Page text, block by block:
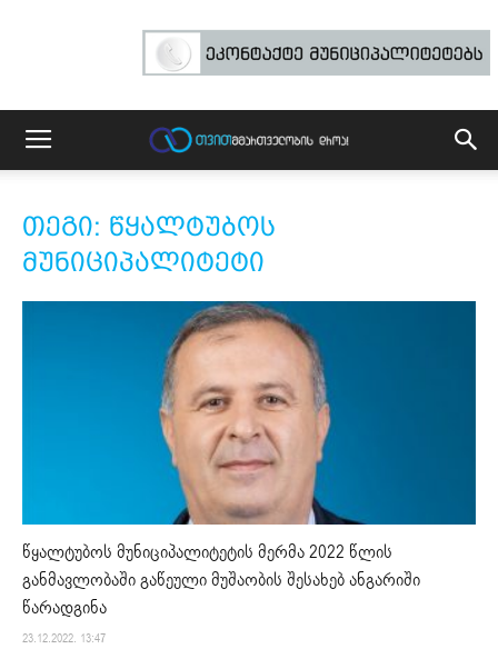
თეგი: წყალტუბოს
მუნიციპალიტეტი
წყალტუბოს მუნიციპალიტეტის მერმა 2022 წლის
განმავლობაში გაწეული მუშაობის შესახებ ანგარიში
წარადგინა
23.12.2022. 13:47